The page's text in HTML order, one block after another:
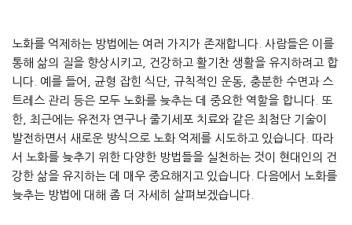
노화를 억제하는 방법에는 여러 가지가 존재합니다. 사람들은 이를
통해 삶의 질을 향상시키고, 건강하고 활기찬 생활을 유지하려고 합
니다. 예를 들어, 균형 잡힌 식단, 규칙적인 운동, 충분한 수면과 스
트레스 관리 등은 모두 노화를 늦추는 데 중요한 역할을 합니다. 또
한, 최근에는 유전자 연구나 줄기세포 치료와 같은 최첨단 기술이
발전하면서 새로운 방식으로 노화 억제를 시도하고 있습니다. 따라
서 노화를 늦추기 위한 다양한 방법들을 실천하는 것이 현대인의 건
강한 삶을 유지하는 데 매우 중요해지고 있습니다. 다음에서 노화를
늦추는 방법에 대해 좀 더 자세히 살펴보겠습니다.